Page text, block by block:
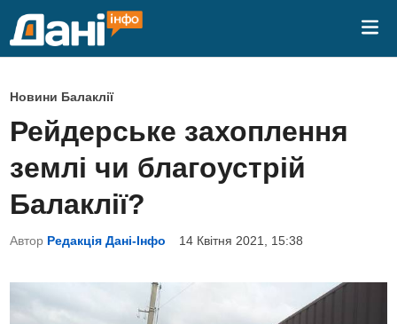
P
o
s
t
e
d
i
Новини Балаклії
Рейдерське захоплення
землі чи благоустрій
Балаклії?
Автор Редакція Дані-Інфо 14 Квітня 2021, 15:38